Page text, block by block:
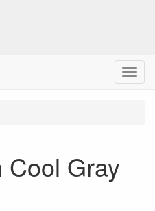
Menu
Cool Gray